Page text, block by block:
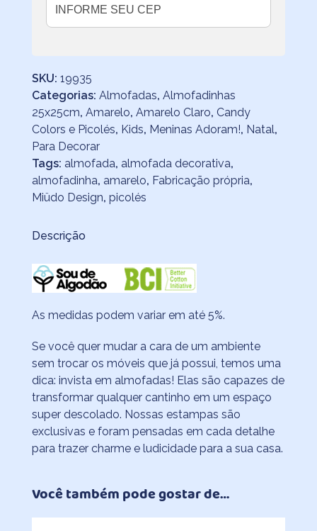
SKU: 19935
Categorias: Almofadas, Almofadinhas
25x25cm, Amarelo, Amarelo Claro, Candy
Colors e Picolés, Kids, Meninas Adoram!, Natal,
Para Decorar
Tags: almofada, almofada decorativa,
almofadinha, amarelo, Fabricação própria,
Miüdo Design, picolés
Descrição
As medidas podem variar em até 5%.
Se você quer mudar a cara de um ambiente
sem trocar os móveis que já possui, temos uma
dica: invista em almofadas! Elas são capazes de
transformar qualquer cantinho em um espaço
super descolado. Nossas estampas são
exclusivas e foram pensadas em cada detalhe
para trazer charme e ludicidade para a sua casa.
Você também pode gostar de…